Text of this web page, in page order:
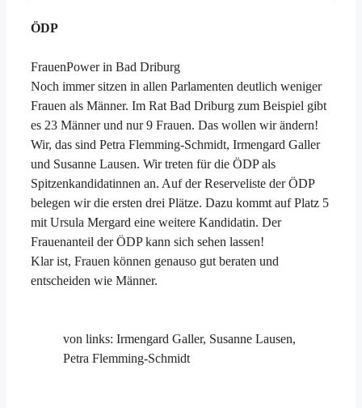
ÖDP
FrauenPower in Bad Driburg
Noch immer sitzen in allen Parlamenten deutlich weniger
Frauen als Männer. Im Rat Bad Driburg zum Beispiel gibt
es 23 Männer und nur 9 Frauen. Das wollen wir ändern!
Wir, das sind Petra Flemming-Schmidt, Irmengard Galler
und Susanne Lausen. Wir treten für die ÖDP als
Spitzenkandidatinnen an. Auf der Reserveliste der ÖDP
belegen wir die ersten drei Plätze. Dazu kommt auf Platz 5
mit Ursula Mergard eine weitere Kandidatin. Der
Frauenanteil der ÖDP kann sich sehen lassen!
Klar ist, Frauen können genauso gut beraten und
entscheiden wie Männer.
von links: Irmengard Galler, Susanne Lausen,
Petra Flemming-Schmidt